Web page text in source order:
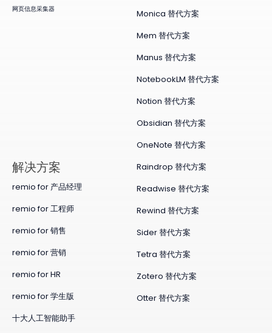
网页信息采集器
Monica 替代方案
Mem 替代方案
Manus 替代方案
NotebookLM 替代方案
Notion 替代方案
Obsidian 替代方案
OneNote 替代方案
Raindrop 替代方案
Readwise 替代方案
Rewind 替代方案
Sider 替代方案
Tetra 替代方案
Zotero 替代方案
Otter 替代方案
​解决方案
remio for 产品经理
remio for 工程师
remio for 销售
remio for 营销
remio for HR
remio for 学生版
十大人工智能助手